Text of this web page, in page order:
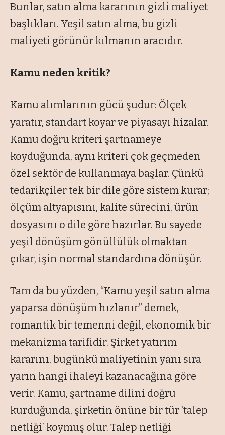
Bunlar, satın alma kararının gizli maliyet
başlıkları. Yeşil satın alma, bu gizli
maliyeti görünür kılmanın aracıdır.
Kamu neden kritik?
Kamu alımlarının gücü şudur: Ölçek
yaratır, standart koyar ve piyasayı hizalar.
Kamu doğru kriteri şartnameye
koyduğunda, aynı kriteri çok geçmeden
özel sektör de kullanmaya başlar. Çünkü
tedarikçiler tek bir dile göre sistem kurar;
ölçüm altyapısını, kalite sürecini, ürün
dosyasını o dile göre hazırlar. Bu sayede
yeşil dönüşüm gönüllülük olmaktan
çıkar, işin normal standardına dönüşür.
Tam da bu yüzden, “Kamu yeşil satın alma
yaparsa dönüşüm hızlanır” demek,
romantik bir temenni değil, ekonomik bir
mekanizma tarifidir. Şirket yatırım
kararını, bugünkü maliyetinin yanı sıra
yarın hangi ihaleyi kazanacağına göre
verir. Kamu, şartname dilini doğru
kurduğunda, şirketin önüne bir tür ‘talep
netliği’ koymuş olur. Talep netliği